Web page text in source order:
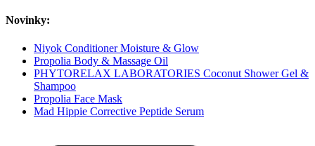
Novinky:
Niyok Conditioner Moisture & Glow
Propolia Body & Massage Oil
PHYTORELAX LABORATORIES Coconut Shower Gel &
Shampoo
Propolia Face Mask
Mad Hippie Corrective Peptide Serum